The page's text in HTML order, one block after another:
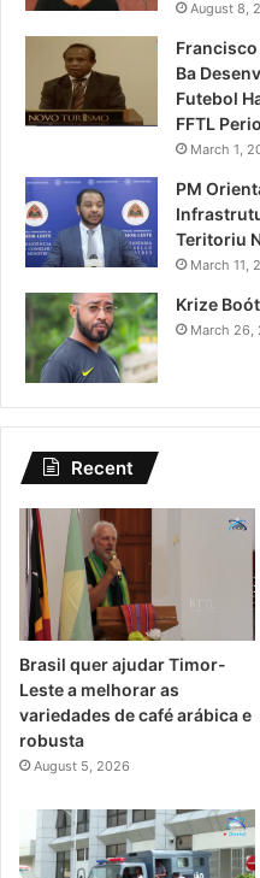
August 8,
Ba
Futebol
FFTL
March 1,
PM
Teritoriu
March 11,
Krize
March 26,
Recent
Brasil quer ajudar Timor-
Leste a melhorar as
variedades de café arábica e
robusta
August 5, 2026